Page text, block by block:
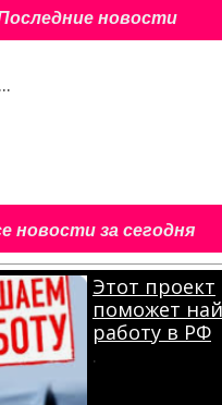
новости
новости за сегодня
Этот проект
поможет
работу в РФ
.